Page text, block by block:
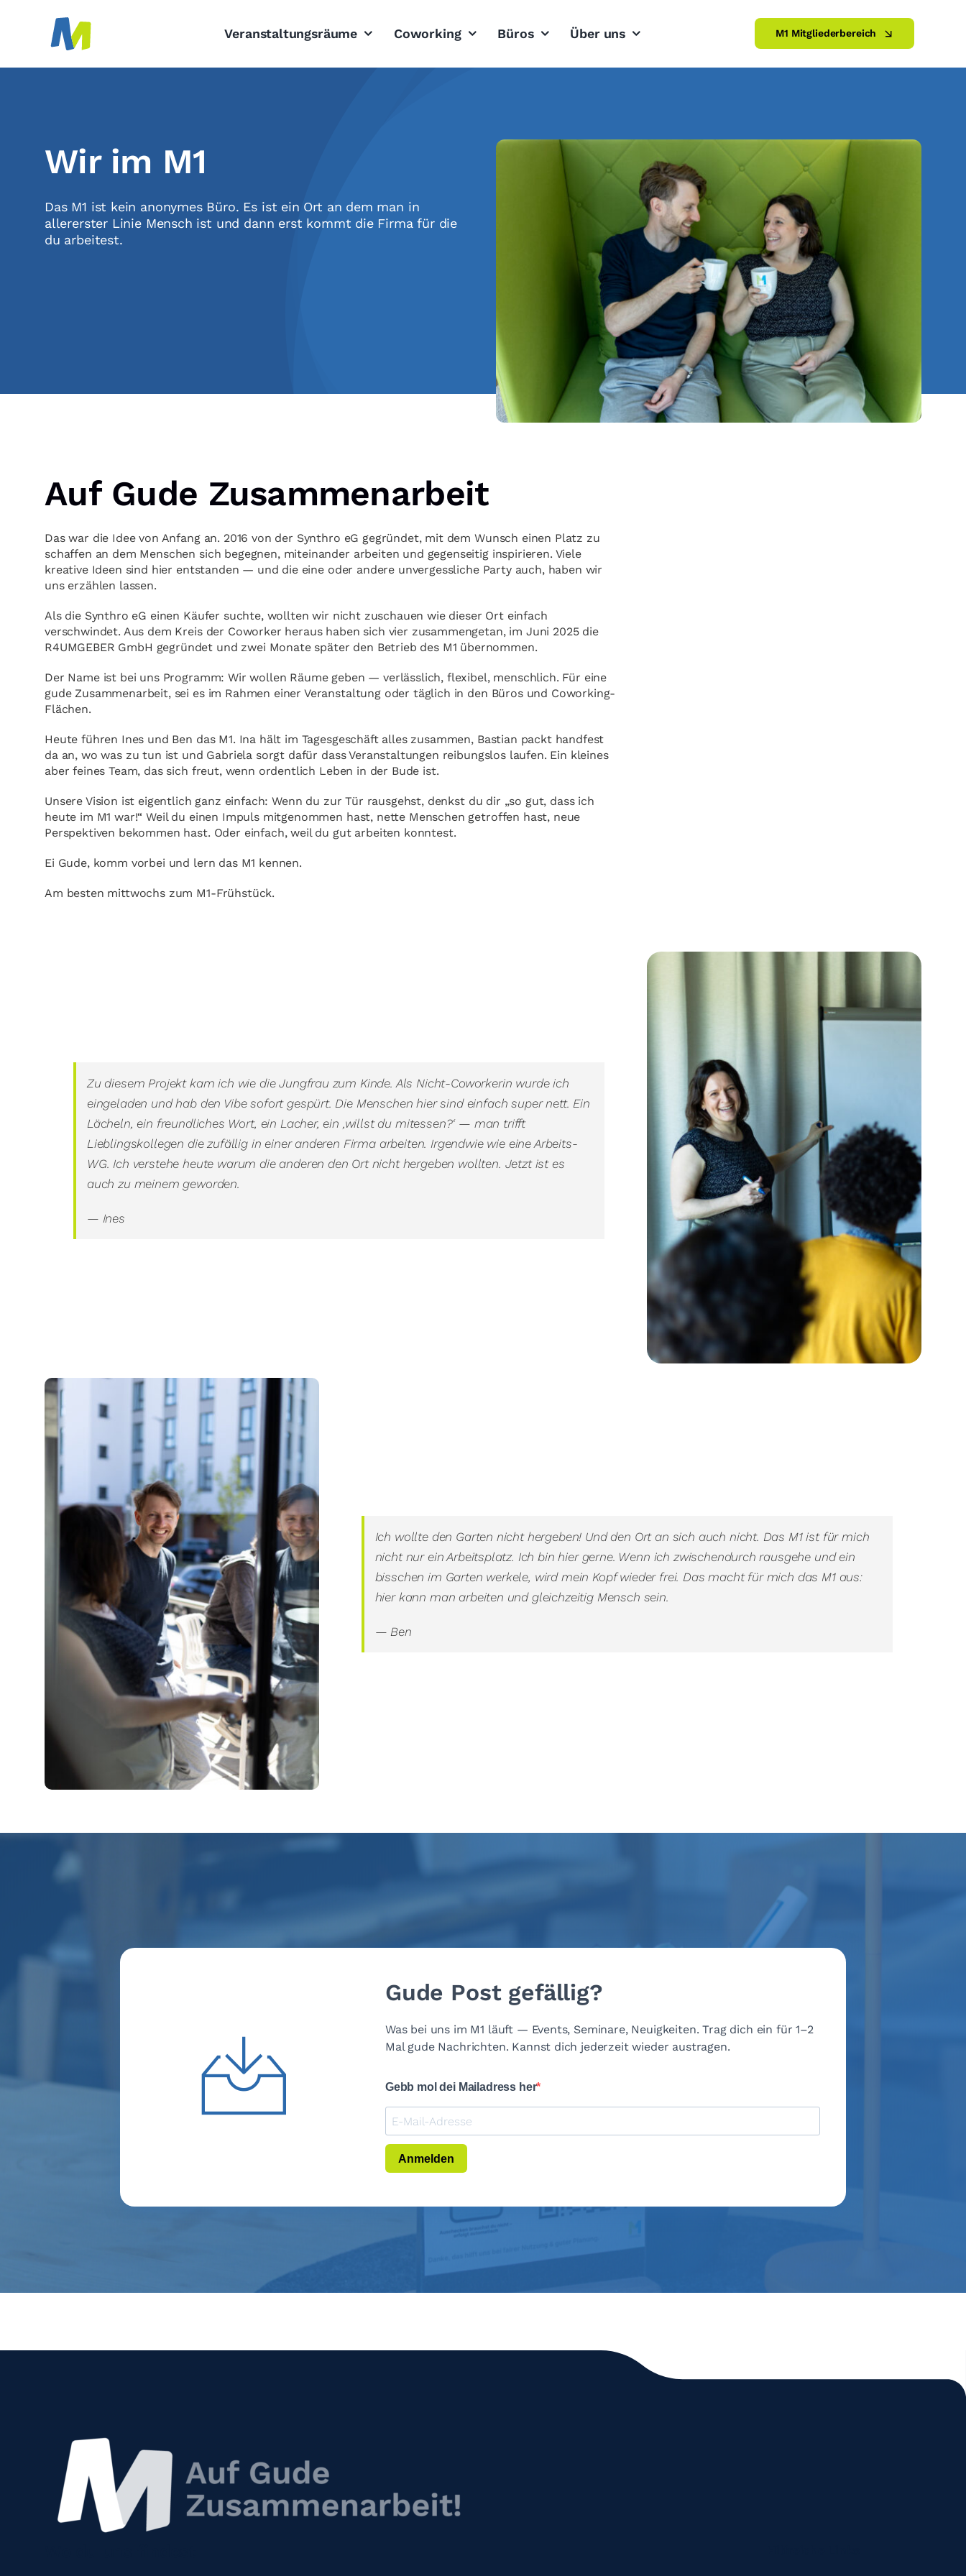
Veranstaltungsräume Coworking Büros Über uns M1 Mitgliederbereich
Wir im M1
Das M1 ist kein anonymes Büro. Es ist ein Ort an dem man in
allererster Linie Mensch ist und dann erst kommt die Firma für die
du arbeitest.
Auf Gude Zusammenarbeit
Das war die Idee von Anfang an. 2016 von der Synthro eG gegründet, mit dem Wunsch einen Platz zu
schaffen an dem Menschen sich begegnen, miteinander arbeiten und gegenseitig inspirieren. Viele
kreative Ideen sind hier entstanden — und die eine oder andere unvergessliche Party auch, haben wir
uns erzählen lassen.
Als die Synthro eG einen Käufer suchte, wollten wir nicht zuschauen wie dieser Ort einfach
verschwindet. Aus dem Kreis der Coworker heraus haben sich vier zusammengetan, im Juni 2025 die
R4UMGEBER GmbH gegründet und zwei Monate später den Betrieb des M1 übernommen.
Der Name ist bei uns Programm: Wir wollen Räume geben — verlässlich, flexibel, menschlich. Für eine
gude Zusammenarbeit, sei es im Rahmen einer Veranstaltung oder täglich in den Büros und Coworking-
Flächen.
Heute führen Ines und Ben das M1. Ina hält im Tagesgeschäft alles zusammen, Bastian packt handfest
da an, wo was zu tun ist und Gabriela sorgt dafür dass Veranstaltungen reibungslos laufen. Ein kleines
aber feines Team, das sich freut, wenn ordentlich Leben in der Bude ist.
Unsere Vision ist eigentlich ganz einfach: Wenn du zur Tür rausgehst, denkst du dir „so gut, dass ich
heute im M1 war!“ Weil du einen Impuls mitgenommen hast, nette Menschen getroffen hast, neue
Perspektiven bekommen hast. Oder einfach, weil du gut arbeiten konntest.
Ei Gude, komm vorbei und lern das M1 kennen.
Am besten mittwochs zum M1-Frühstück.
Zu diesem Projekt kam ich wie die Jungfrau zum Kinde. Als Nicht-Coworkerin wurde ich
eingeladen und hab den Vibe sofort gespürt. Die Menschen hier sind einfach super nett. Ein
Lächeln, ein freundliches Wort, ein Lacher, ein ‚willst du mitessen?‘ — man trifft
Lieblingskollegen die zufällig in einer anderen Firma arbeiten. Irgendwie wie eine Arbeits-
WG. Ich verstehe heute warum die anderen den Ort nicht hergeben wollten. Jetzt ist es
auch zu meinem geworden.
— Ines
Ich wollte den Garten nicht hergeben! Und den Ort an sich auch nicht. Das M1 ist für mich
nicht nur ein Arbeitsplatz. Ich bin hier gerne. Wenn ich zwischendurch rausgehe und ein
bisschen im Garten werkele, wird mein Kopf wieder frei. Das macht für mich das M1 aus:
hier kann man arbeiten und gleichzeitig Mensch sein.
— Ben
Gude Post gefällig?
Was bei uns im M1 läuft — Events, Seminare, Neuigkeiten. Trag dich ein für 1–2
Mal gude Nachrichten. Kannst dich jederzeit wieder austragen.
Gebb mol dei Mailadress her
Anmelden